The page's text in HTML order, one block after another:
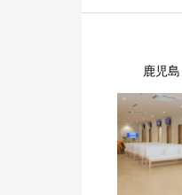
して治療
明化と
鹿児島